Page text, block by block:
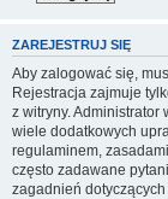
ZAREJESTRUJ SIĘ
Aby zalogować się,
Rejestracja zajmuje
z witryny.
wiele dodatkowych
regulaminem,
często zadawane
zagadnień